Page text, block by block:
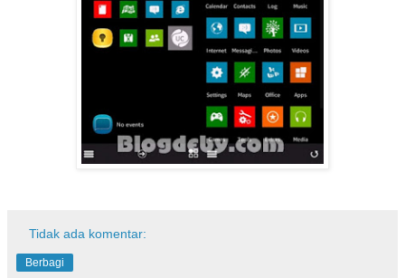
Tidak ada komentar:
Berbagi